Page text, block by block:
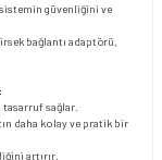
sistemin güvenliğini ve
bağlantı adaptörü,
tasarruf sağlar.
daha kolay ve pratik bir
artırır.